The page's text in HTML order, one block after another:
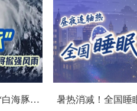
台风数字画像：马拉松台风“白海豚”将影响十余省份 暑热消减！全国睡